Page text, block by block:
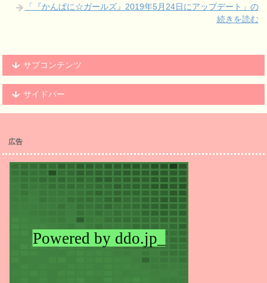
「『かんぱに☆ガールズ』2019年5月24日にアップデート」の
続きを読む
サブコンテンツ
サイドバー
広告